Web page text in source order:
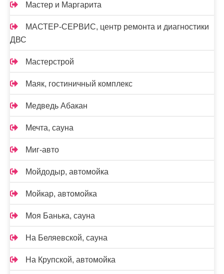
Мастер и Маргарита
МАСТЕР-СЕРВИС, центр ремонта и диагностики
ДВС
Мастерстрой
Маяк, гостиничный комплекс
Медведь Абакан
Мечта, сауна
Миг-авто
Мойдодыр, автомойка
Мойкар, автомойка
Моя Банька, сауна
На Беляевской, сауна
На Крупской, автомойка